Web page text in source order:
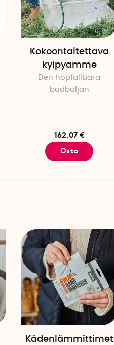
Kokoontaitettava
kylpyamme
Den hopfällbara
badbaljan
162.07 €
Osta
Kädenlämmittimet